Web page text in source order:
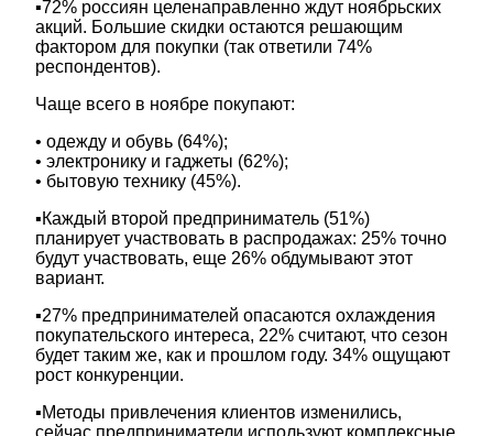
▪️72% россиян целенаправленно ждут ноябрьских
акций. Большие скидки остаются решающим
фактором для покупки (так ответили 74%
респондентов).
Чаще всего в ноябре покупают:
• одежду и обувь (64%);
• электронику и гаджеты (62%);
• бытовую технику (45%).
▪️Каждый второй предприниматель (51%)
планирует участвовать в распродажах: 25% точно
будут участвовать, еще 26% обдумывают этот
вариант.
▪️27% предпринимателей опасаются охлаждения
покупательского интереса, 22% считают, что сезон
будет таким же, как и прошлом году. 34% ощущают
рост конкуренции.
▪️Методы привлечения клиентов изменились,